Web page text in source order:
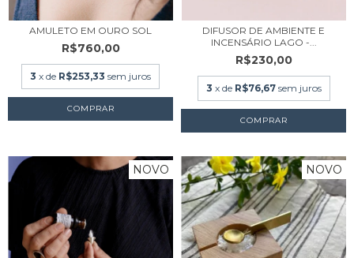
AMULETO EM OURO SOL
R$760,00
3 x de R$253,33 sem juros
DIFUSOR DE AMBIENTE E
INCENSÁRIO LAGO -...
R$230,00
3 x de R$76,67 sem juros
COMPRAR
NOVO NOVO